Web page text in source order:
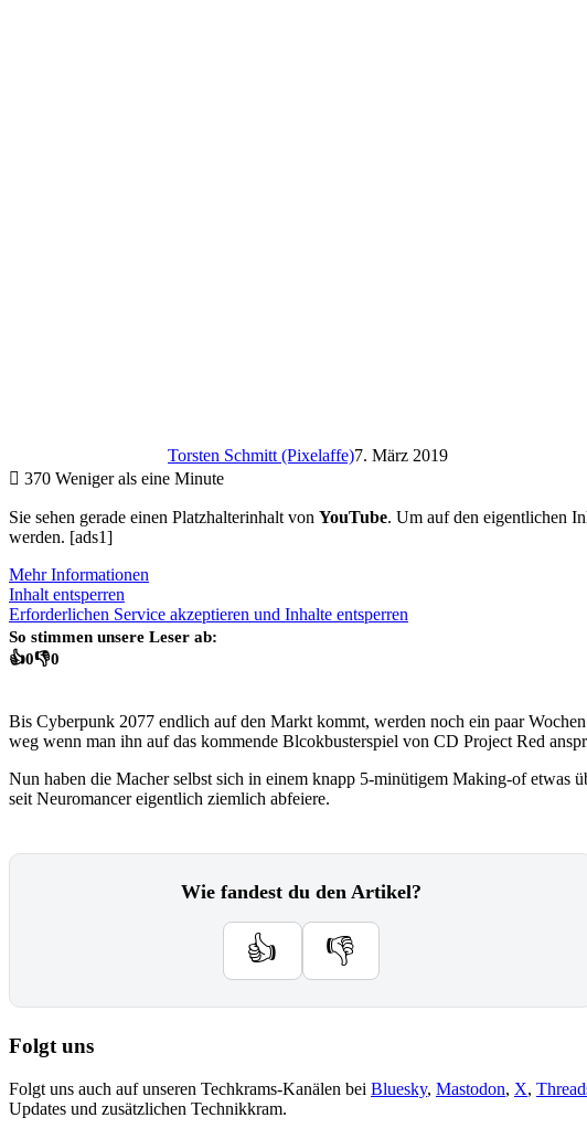
Torsten Schmitt (Pixelaffe)7. März 2019
370 Weniger als eine Minute
Sie sehen gerade einen Platzhalterinhalt von YouTube. Um auf den eigentlichen
werden. [ads1]
Mehr Informationen
Inhalt entsperren
Erforderlichen Service akzeptieren und Inhalte entsperren
So stimmen unsere Leser ab:
👍0👎0
Bis Cyberpunk 2077 endlich auf den Markt kommt, werden noch ein paar
weg wenn man ihn auf das kommende Blcokbusterspiel von CD Project Red
Nun haben die Macher selbst sich in einem knapp 5-minütigem Making-of etwas
seit Neuromancer eigentlich ziemlich abfeiere.
Wie fandest du den Artikel?
👍 👎
Folgt uns
Folgt uns auch auf unseren Techkrams-Kanälen bei Bluesky, Mastodon, X,
Updates und zusätzlichen Technikkram.